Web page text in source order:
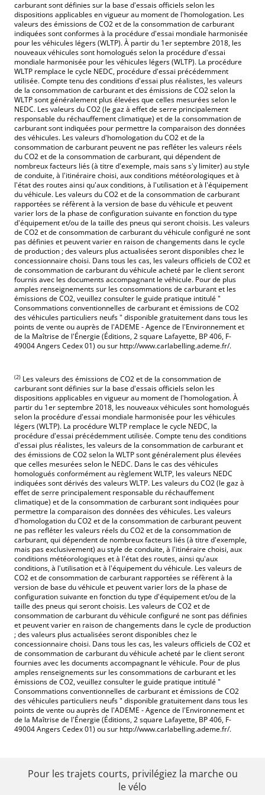
carburant sont définies sur la base d'essais officiels selon les
dispositions applicables en vigueur au moment de l'homologation. Les
valeurs des émissions de CO2 et de la consommation de carburant
indiquées sont conformes à la procédure d'essai mondiale harmonisée
pour les véhicules légers (WLTP). À partir du 1er septembre 2018, les
nouveaux véhicules sont homologués selon la procédure d'essai
mondiale harmonisée pour les véhicules légers (WLTP). La procédure
WLTP remplace le cycle NEDC, procédure d'essai précédemment
utilisée. Compte tenu des conditions d'essai plus réalistes, les valeurs
de la consommation de carburant et des émissions de CO2 selon la
WLTP sont généralement plus élevées que celles mesurées selon le
NEDC. Les valeurs du CO2 (le gaz à effet de serre principalement
responsable du réchauffement climatique) et de la consommation de
carburant sont indiquées pour permettre la comparaison des données
des véhicules. Les valeurs d'homologation du CO2 et de la
consommation de carburant peuvent ne pas refléter les valeurs réels
du CO2 et de la consommation de carburant, qui dépendent de
nombreux facteurs liés (à titre d'exemple, mais sans s'y limiter) au style
de conduite, à l'itinéraire choisi, aux conditions météorologiques et à
l'état des routes ainsi qu'aux conditions, à l'utilisation et à l'équipement
du véhicule. Les valeurs du CO2 et de la consommation de carburant
rapportées se réfèrent à la version de base du véhicule et peuvent
varier lors de la phase de configuration suivante en fonction du type
d'équipement et/ou de la taille des pneus qui seront choisis. Les valeurs
de CO2 et de consommation de carburant du véhicule configuré ne sont
pas définies et peuvent varier en raison de changements dans le cycle
de production ; des valeurs plus actualisées seront disponibles chez le
concessionnaire choisi. Dans tous les cas, les valeurs officiels de CO2 et
de consommation de carburant du véhicule acheté par le client seront
fournis avec les documents accompagnant le véhicule. Pour de plus
amples renseignements sur les consommations de carburant et les
émissions de CO2, veuillez consulter le guide pratique intitulé "
Consommations conventionnelles de carburant et émissions de CO2
des véhicules particuliers neufs " disponible gratuitement dans tous les
points de vente ou auprès de l'ADEME - Agence de l'Environnement et
de la Maîtrise de l'Énergie (Éditions, 2 square Lafayette, BP 406, F-
49004 Angers Cedex 01) ou sur http://www.carlabelling.ademe.fr/.
(2) Les valeurs des émissions de CO2 et de la consommation de
carburant sont définies sur la base d'essais officiels selon les
dispositions applicables en vigueur au moment de l'homologation. À
partir du 1er septembre 2018, les nouveaux véhicules sont homologués
selon la procédure d'essai mondiale harmonisée pour les véhicules
légers (WLTP). La procédure WLTP remplace le cycle NEDC, la
procédure d'essai précédemment utilisée. Compte tenu des conditions
d'essai plus réalistes, les valeurs de la consommation de carburant et
des émissions de CO2 selon la WLTP sont généralement plus élevées
que celles mesurées selon le NEDC. Dans le cas des véhicules
homologués conformément au règlement WLTP, les valeurs NEDC
indiquées sont dérivés des valeurs WLTP. Les valeurs du CO2 (le gaz à
effet de serre principalement responsable du réchauffement
climatique) et de la consommation de carburant sont indiquées pour
permettre la comparaison des données des véhicules. Les valeurs
d'homologation du CO2 et de la consommation de carburant peuvent
ne pas refléter les valeurs réels du CO2 et de la consommation de
carburant, qui dépendent de nombreux facteurs liés (à titre d'exemple,
mais pas exclusivement) au style de conduite, à l'itinéraire choisi, aux
conditions météorologiques et à l'état des routes, ainsi qu'aux
conditions, à l'utilisation et à l'équipement du véhicule. Les valeurs de
CO2 et de consommation de carburant rapportées se réfèrent à la
version de base du véhicule et peuvent varier lors de la phase de
configuration suivante en fonction du type d'équipement et/ou de la
taille des pneus qui seront choisis. Les valeurs de CO2 et de
consommation de carburant du véhicule configuré ne sont pas définies
et peuvent varier en raison de changements dans le cycle de production
; des valeurs plus actualisées seront disponibles chez le
concessionnaire choisi. Dans tous les cas, les valeurs officiels de CO2 et
de consommation de carburant du véhicule acheté par le client seront
fournies avec les documents accompagnant le véhicule. Pour de plus
amples renseignements sur les consommations de carburant et les
émissions de CO2, veuillez consulter le guide pratique intitulé "
Consommations conventionnelles de carburant et émissions de CO2
des véhicules particuliers neufs " disponible gratuitement dans tous les
points de vente ou auprès de l'ADEME - Agence de l'Environnement et
de la Maîtrise de l'Énergie (Éditions, 2 square Lafayette, BP 406, F-
49004 Angers Cedex 01) ou sur http://www.carlabelling.ademe.fr/.
Pour les trajets courts, privilégiez la marche ou
le vélo